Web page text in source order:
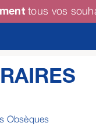
tous vos
Obsèques